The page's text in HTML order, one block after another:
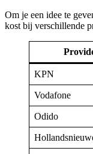
Om je een idee te
kost bij verschillende
KPN
Vodafone
Odido